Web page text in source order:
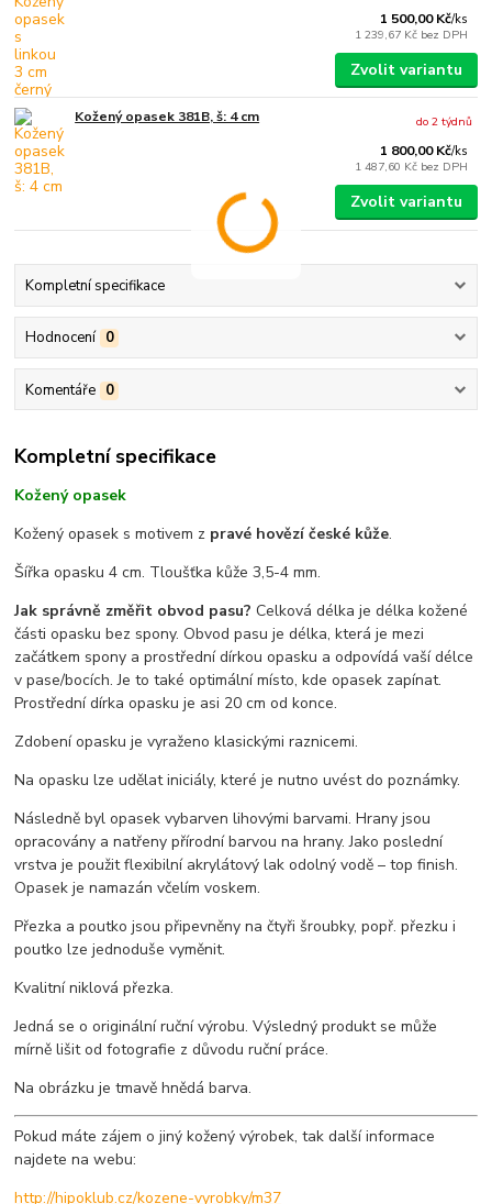
1 500,00 Kč/ks
1 239,67 Kč bez DPH
Zvolit variantu
Kožený opasek 381B, š: 4 cm
1 800,00 Kč/ks
1 487,60 Kč bez DPH
do 2 týdnů
Zvolit variantu
Kompletní specifikace
Hodnocení 0
Komentáře 0
Kompletní specifikace
Kožený opasek
Kožený opasek s motivem z pravé hovězí české kůže.
Šířka opasku 4 cm. Tloušťka kůže 3,5-4 mm.
Jak správně změřit obvod pasu?Celková délka je délka kožené
části opasku bez spony. Obvod pasu je délka, která je mezi
začátkem spony a prostřední dírkou opasku a odpovídá vaší délce
v pase/bocích. Je to také optimální místo, kde opasek zapínat.
Prostřední dírka opasku je asi 20 cm od konce.
Zdobení opasku je vyraženo klasickými raznicemi.
Na opasku lze udělat iniciály, které je nutno uvést do poznámky.
Následně byl opasek vybarven lihovými barvami. Hrany jsou
opracovány a natřeny přírodní barvou na hrany. Jako poslední
vrstva je použit flexibilní akrylátový lak odolný vodě – top finish.
Opasek je namazán včelím voskem.
Přezka a poutko jsou připevněny na čtyři šroubky, popř. přezku i
poutko lze jednoduše vyměnit.
Kvalitní niklová přezka.
Jedná se o originální ruční výrobu. Výsledný produkt se může
mírně lišit od fotografie z důvodu ruční práce.
Na obrázku je tmavě hnědá barva.
Pokud máte zájem o jiný kožený výrobek, tak další informace
najdete na webu:
http://hipoklub.cz/kozene-vyrobky/m37